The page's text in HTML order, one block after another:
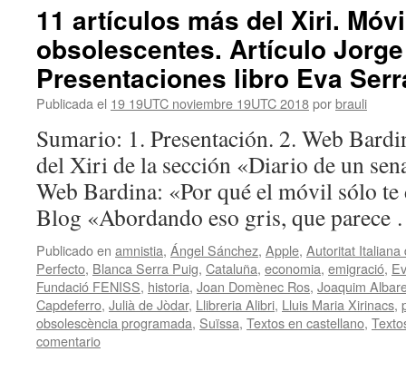
11 artículos más del Xiri.
obsolescentes. Artículo
Presentaciones libro Eva
Publicada el 19 19UTC noviembre 19UTC 2018porbrauli
Sumario: 1. Presentación. 2. Web
del Xiri de la sección «Diario de un
Web Bardina: «Por qué el móvil sólo te
Blog «Abordando eso gris, que
Publicado en amnistia, Ángel Sánchez, Apple, Autoritat Italiana
Perfecto, Blanca Serra Puig, Cataluña, economia, emigració,
Fundació FENISS, historia, Joan Domènec Ros, Joaquim
Capdeferro, Julià de Jòdar, Llibreria Alibri, Lluis Maria Xirinacs,
obsolescència programada, Suïssa, Textos en castellano,
comentario